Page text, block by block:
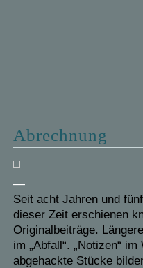
Abrechnung
—
Seit acht Jahren und fünf
dieser Zeit erschienen
Originalbeiträge. Längere
im „Abfall“. „Notizen“
abgehackte Stücke